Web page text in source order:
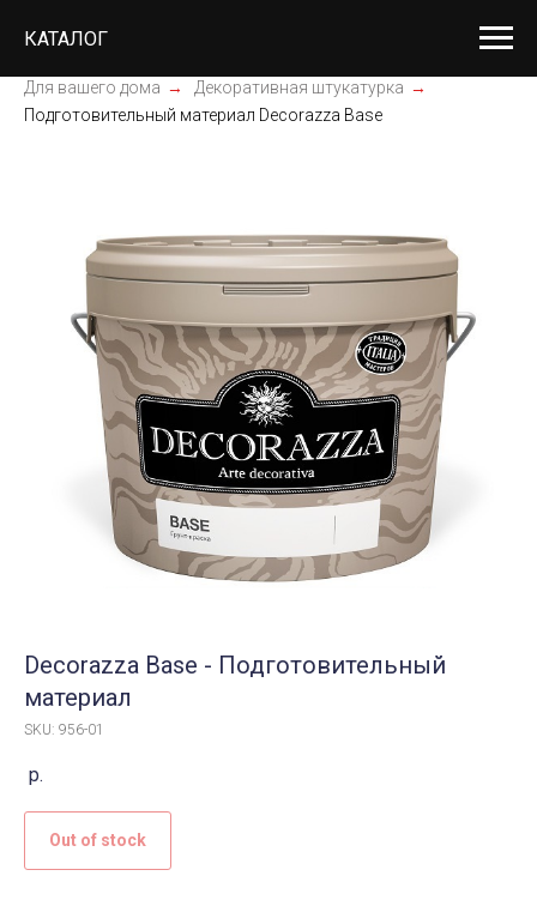
КАТАЛОГ
Для вашего дома → Декоративная штукатурка →
Подготовительный материал Decorazza Base
Decorazza Base - Подготовительный
материал
SKU: 956-01
р.
Out of stock